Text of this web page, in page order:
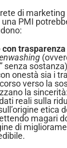
di
PMI
senza
onestà sia i
verso la
la
reali sulla
etica
magari
di